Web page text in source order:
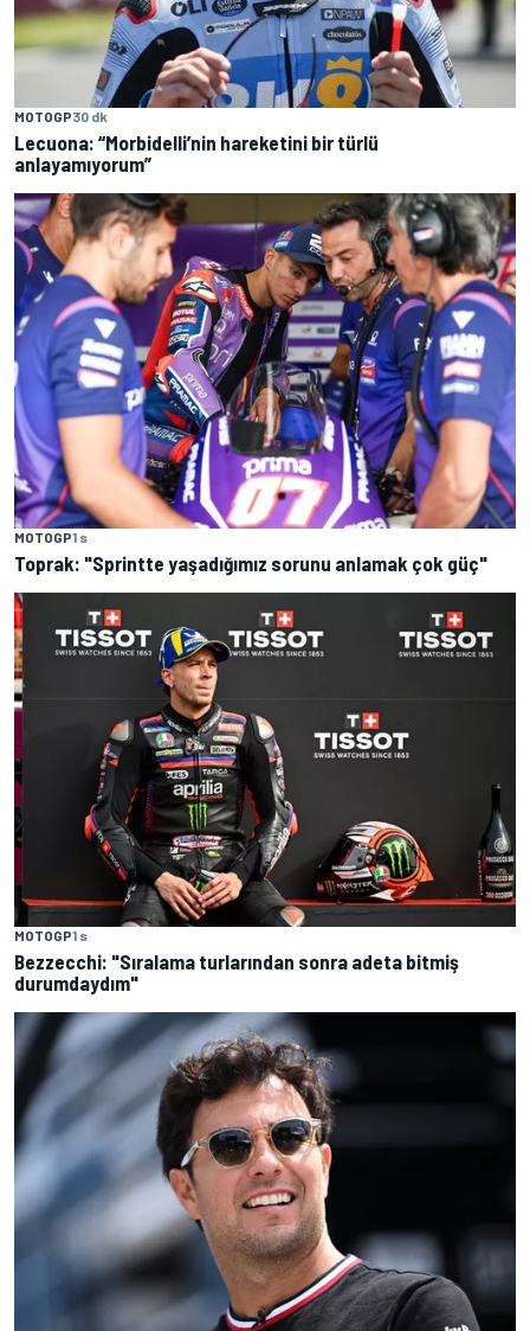
MOTOGP30 dk
Lecuona: “Morbidelli’nin hareketini bir türlü
anlayamıyorum”
MOTOGP1 s
Toprak: "Sprintte yaşadığımız sorunu anlamak çok güç"
MOTOGP1 s
Bezzecchi: "Sıralama turlarından sonra adeta bitmiş
durumdaydım"